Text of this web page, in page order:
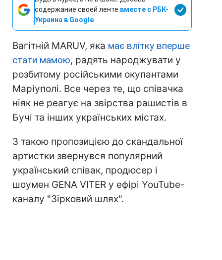
содержание своей ленте вместе с РБК-
Украина в Google
Вагітній MARUV, яка має влітку вперше
стати мамою, радять народжувати у
розбитому російськими окупантами
Маріуполі. Все через те, що співачка
ніяк не реагує на звірства рашистів в
Бучі та інших українських містах.
З такою пропозицією до скандальної
артистки звернувся популярний
український співак, продюсер і
шоумен GENA VITER у ефірі YouTube-
каналу "Зірковий шлях".